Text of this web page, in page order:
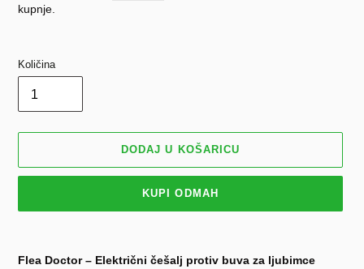
kupnje.
Količina
DODAJ U KOŠARICU
KUPI ODMAH
Flea Doctor – Električni češalj protiv buva za ljubimce